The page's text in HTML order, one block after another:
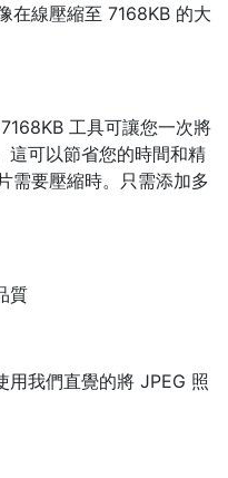
在線壓縮至 7168KB 的大
工具可讓您一次將
這可以節省您的時間和精
需要壓縮時。只需添加多
質
用我們直覺的將 JPEG 照